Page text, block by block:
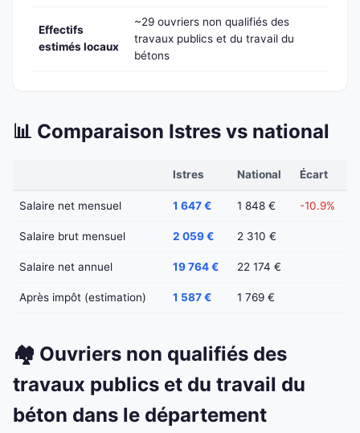
Effectifs
estimés locaux
~29 ouvriers non qualifiés des
travaux publics et du travail du
bétons
📊 Comparaison Istres vs national
Istres National Écart
Salaire net mensuel 1 647 € 1 848 € -10.9%
Salaire brut mensuel 2 059 € 2 310 €
Salaire net annuel 19 764 € 22 174 €
Après impôt (estimation) 1 587 € 1 769 €
🏘️ Ouvriers non qualifiés des
travaux publics et du travail du
béton dans le département